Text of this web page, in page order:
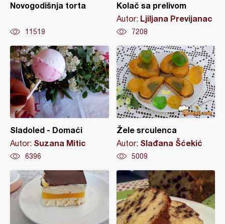
Novogodišnja torta
11519
Kolač sa prelivom
Autor: Ljiljana Previjanac
7208
Sladoled - Domaći
Autor: Suzana Mitic
6396
Žele srculenca
Autor: Slađana Šćekić
5009